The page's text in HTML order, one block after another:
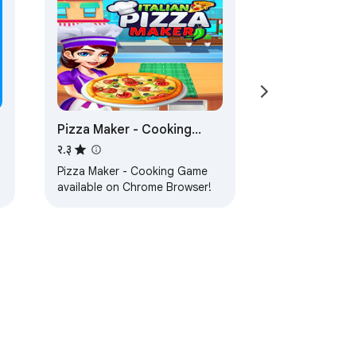
Pizza Maker - Cooking
Game
२.३
Pizza Maker - Cooking Game
available on Chrome Browser!